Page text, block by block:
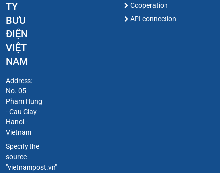
TY
BƯU
ĐIỆN
VIỆT
NAM
Address:
No. 05
Pham Hung
- Cau Giay -
Hanoi -
Vietnam
Specify the
source
"vietnampost.vn"
Cooperation
API connection